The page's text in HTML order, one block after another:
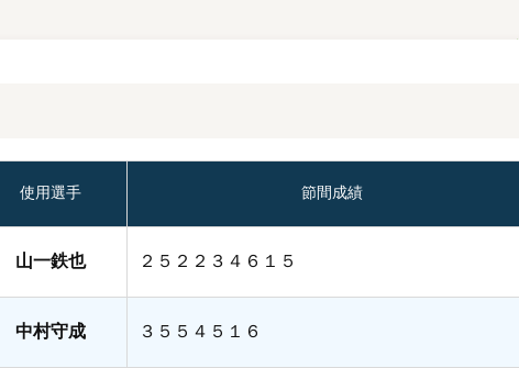
マスコットキャラクター
使用選手 節間成績
山一鉄也 ２５２２３４６１５
中村守成 ３５５４５１６